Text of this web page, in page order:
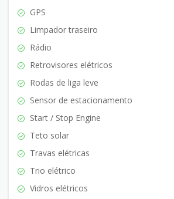
GPS
Limpador traseiro
Rádio
Retrovisores elétricos
Rodas de liga leve
Sensor de estacionamento
Start / Stop Engine
Teto solar
Travas elétricas
Trio elétrico
Vidros elétricos